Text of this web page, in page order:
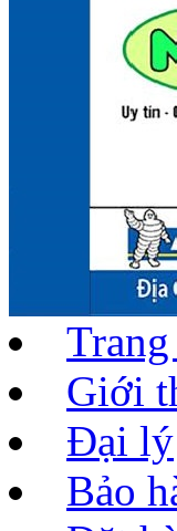
Giới
Đại lý
Bảo